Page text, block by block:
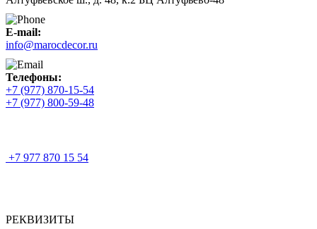
E-mail:
info@marocdecor.ru
Телефоны:
+7 (977) 870-15-54
+7 (977) 800-59-48
+7 977 870 15 54
РЕКВИЗИТЫ